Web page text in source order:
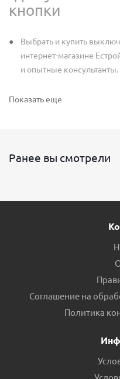
кнопки
Выбрать и купить
интернет-магазине
и опытные консультанты.
Показать еще
Ранее вы смотрели
Соглашение на
Политика